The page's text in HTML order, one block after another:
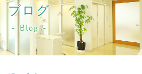
ブログ
Blog